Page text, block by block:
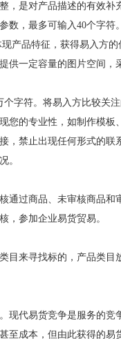
是对产品描述的有效补
数，最多可输入40个字符。
品特征，获得易入方
供一定容量的图片空间
符。将易入方比较关
您的专业性，如制作模
，禁止出现任何形式的
。
通过商品、未审核商品
，参加企业易货贸易。
目来寻找标的，产品类
现代易货竞争是服务的
至成本，但由此获得的